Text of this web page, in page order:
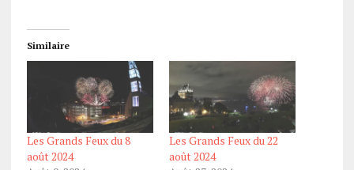
Similaire
Les Grands Feux du 8
août 2024
Les Grands Feux du 22
août 2024